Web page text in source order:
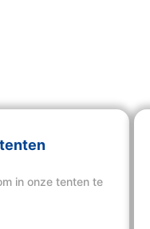
in onze tenten te